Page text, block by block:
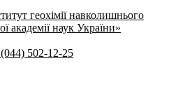
геохімії навколишнього
академії наук України»
502-12-25